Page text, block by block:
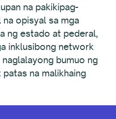
na pakikipag-
na opisyal sa mga
ng estado at pederal,
inklusibong network
bumuo ng
na malikhaing